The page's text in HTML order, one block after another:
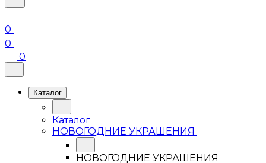
0
0
0
Каталог
Каталог
НОВОГОДНИЕ УКРАШЕНИЯ
НОВОГОДНИЕ УКРАШЕНИЯ